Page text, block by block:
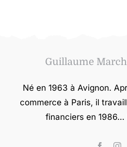
Guillaume
Né en 1963 à Avignon.
commerce à Paris, il
financiers en 1986…